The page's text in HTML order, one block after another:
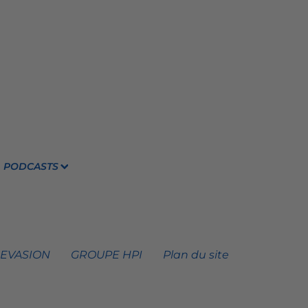
PODCASTS
GROUPE HPI Plan du site